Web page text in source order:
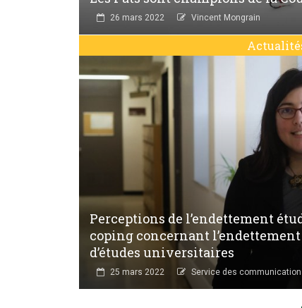
26 mars 2022 Vincent Mongrain
Perceptions de l’endettement
coping concernant
d’études universitaires
25 mars 2022 Service des